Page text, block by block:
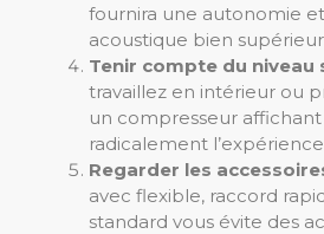
fournira une autonomie
acoustique bien
Tenir compte du niveau
travaillez en intérieur ou
un compresseur
radicalement
Regarder les
avec flexible, raccord
standard vous évite des